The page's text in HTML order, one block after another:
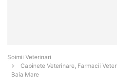
Șoimii Veterinari
Cabinete Veterinare, Farmacii
Baia Mare